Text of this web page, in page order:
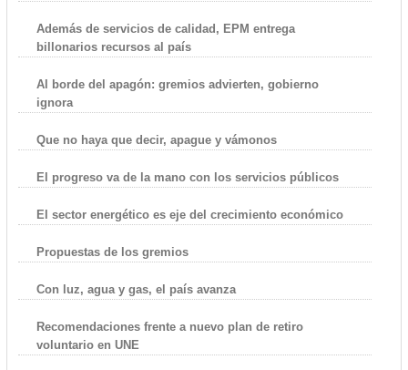
Además de servicios de calidad, EPM entrega
billonarios recursos al país
Al borde del apagón: gremios advierten, gobierno
ignora
Que no haya que decir, apague y vámonos
El progreso va de la mano con los servicios públicos
El sector energético es eje del crecimiento económico
Propuestas de los gremios
Con luz, agua y gas, el país avanza
Recomendaciones frente a nuevo plan de retiro
voluntario en UNE